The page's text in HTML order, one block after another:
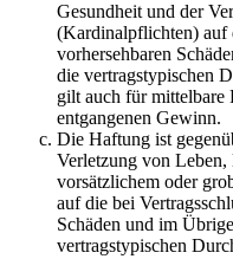
Gesundheit und der
(Kardinalpflichten) auf
vorhersehbaren
die vertragstypischen
gilt auch für mittelbare
entgangenen Gewinn.
Die Haftung ist
Verletzung von
vorsätzlichem oder
auf die bei
Schäden und im
vertragstypischen